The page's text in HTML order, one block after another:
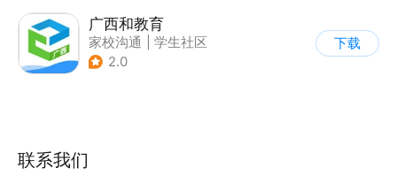
广西和教育
家校沟通
学生社区
2.0
下载
联系我们